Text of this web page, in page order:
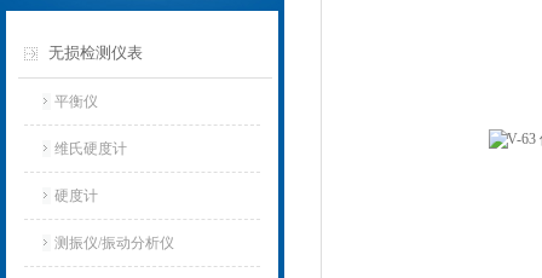
无损检测仪表
平衡仪
维氏硬度计
硬度计
测振仪/振动分析仪